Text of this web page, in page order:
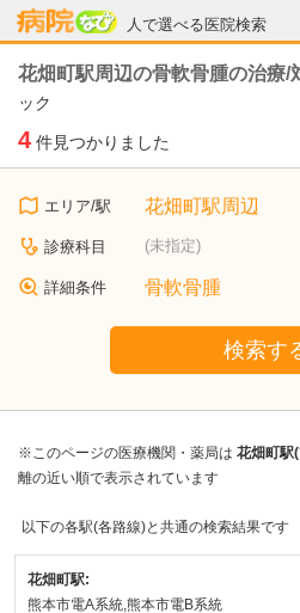
人で選べる医院検索
病院なび
花畑町駅周辺の骨軟骨腫の治療/
ック
4 件見つかりました
エリア/駅 花畑町駅周辺
診療科目 (未指定)
詳細条件 骨軟骨腫
検索す
※このページの医療機関・薬局は 花畑町駅
離の近い順で表示されています
以下の各駅(各路線)と共通の検索結果です
花畑町駅:
熊本市電A系統,熊本市電B系統